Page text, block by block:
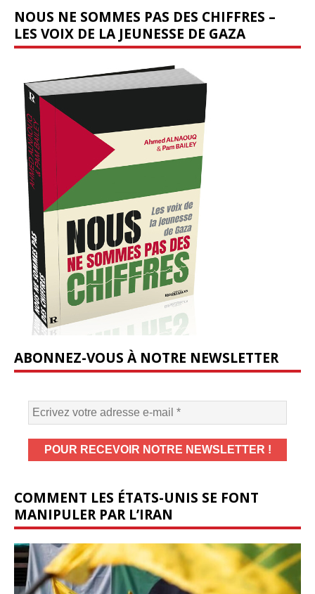
NOUS NE SOMMES PAS DES CHIFFRES –
LES VOIX DE LA JEUNESSE DE GAZA
ABONNEZ-VOUS À NOTRE NEWSLETTER
COMMENT LES ÉTATS-UNIS SE FONT
MANIPULER PAR L’IRAN